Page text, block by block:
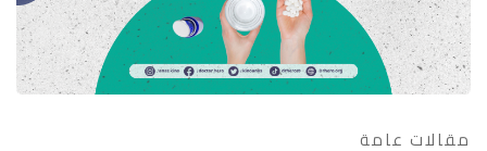
مقالات عامة